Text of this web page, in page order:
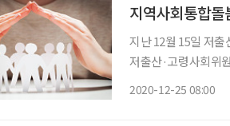
지역사회통합
지난 12월 15일 저
저출산·고령사회위
2020-12-25 08:00